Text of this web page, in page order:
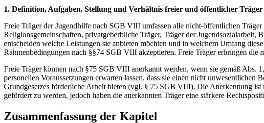
1. Definition, Aufgaben, Stellung und Verhältnis freier und öffentlicher
Freie Träger der Jugendhilfe nach SGB VIII umfassen alle nicht-öffentlichen
Religionsgemeinschaften, privatgeberbliche Träger, Träger der
entscheiden welche Leistungen sie anbieten möchten und in welchem Umfang
Rahmenbedingungen nach §§74 SGB VIII akzeptieren. Freie Träger erbringen
Freie Träger können nach §75 SGB VIII anerkannt werden, wenn sie gemäß Abs.
personellen Voraussetzungen erwarten lassen, dass sie einen nicht
Grundgesetzes förderliche Arbeit bieten (vgl. § 75 SGB VIII). Die Anerkennung
gefördert zu werden, jedoch haben die anerkannten Träger eine stärkere
Zusammenfassung der Kapitel